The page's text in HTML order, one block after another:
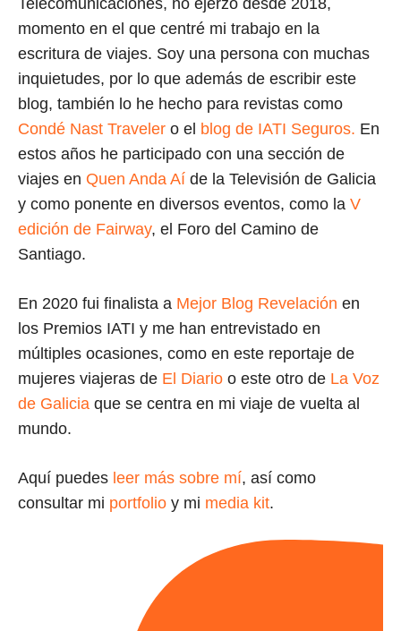
Telecomunicaciones, no ejerzo desde 2018,
momento en el que centré mi trabajo en la
escritura de viajes. Soy una persona con muchas
inquietudes, por lo que además de escribir este
blog, también lo he hecho para revistas como
Condé Nast Traveler o el blog de IATI Seguros. En
estos años he participado con una sección de
viajes en Quen Anda Aí de la Televisión de Galicia
y como ponente en diversos eventos, como la V
edición de Fairway, el Foro del Camino de
Santiago.
En 2020 fui finalista a Mejor Blog Revelación en
los Premios IATI y me han entrevistado en
múltiples ocasiones, como en este reportaje de
mujeres viajeras de El Diario o este otro de La Voz
de Galicia que se centra en mi viaje de vuelta al
mundo.
Aquí puedes leer más sobre mí, así como
consultar mi portfolio y mi media kit.